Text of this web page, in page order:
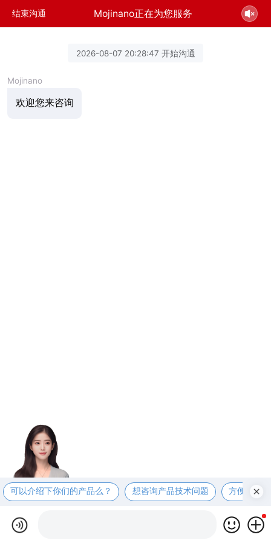
结束沟通 Mojinano正在为您服务
2026-08-07 20:28:47 开始沟通
Mojinano
欢迎您来咨询
可以介绍下你们的产品么？ 想咨询产品技术问题 方便电话